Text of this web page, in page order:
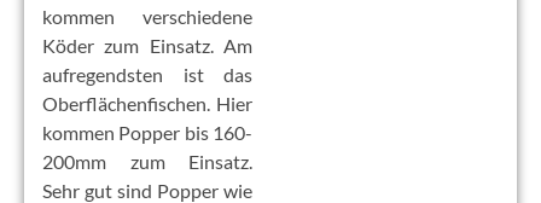
kommen verschiedene
Köder zum Einsatz. Am
aufregendsten ist das
Oberflächenfischen. Hier
kommen Popper bis 160-
200mm zum Einsatz.
Sehr gut sind Popper wie